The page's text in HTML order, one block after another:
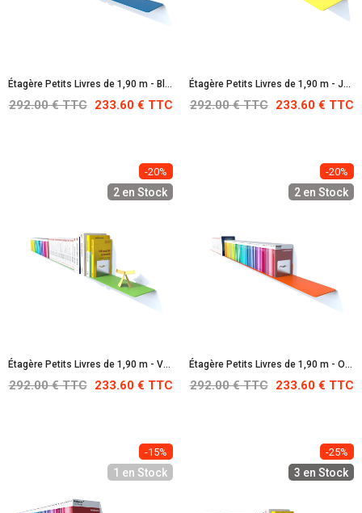
Étagère Petits Livres de 1,90 m - Bleu : RAL 5017
292.00 € TTC 233.60 € TTC
Étagère Petits Livres de 1,90 m - Jaune : RAL 1016
292.00 € TTC 233.60 € TTC
-20%
2 en Stock
Étagère Petits Livres de 1,90 m - Vert jaune : RAL 6018
292.00 € TTC 233.60 € TTC
-20%
2 en Stock
Étagère Petits Livres de 1,90 m - Orangé pur : RAL 2004
292.00 € TTC 233.60 € TTC
-15%
1 en Stock
-25%
3 en Stock